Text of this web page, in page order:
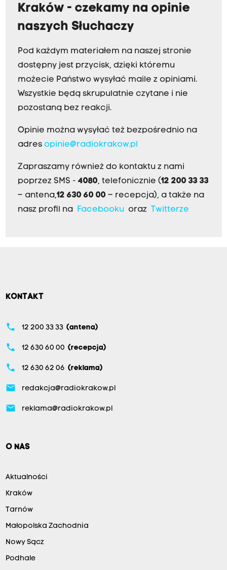
Kraków - czekamy na opinie
naszych Słuchaczy
Pod każdym materiałem na naszej stronie
dostępny jest przycisk, dzięki któremu
możecie Państwo wysyłać maile z opiniami.
Wszystkie będą skrupulatnie czytane i nie
pozostaną bez reakcji.
Opinie można wysyłać też bezpośrednio na
adres opinie@radiokrakow.pl
Zapraszamy również do kontaktu z nami
poprzez SMS - 4080, telefonicznie (12 200 33 33
– antena,12 630 60 00 – recepcja), a także na
nasz profil na Facebookuoraz Twitterze
KONTAKT
phone 12 200 33 33 (antena)
phone 12 630 60 00 (recepcja)
phone 12 630 62 06 (reklama)
email redakcja@radiokrakow.pl
email reklama@radiokrakow.pl
O NAS
Aktualności
Kraków
Tarnów
Małopolska Zachodnia
Nowy Sącz
Podhale